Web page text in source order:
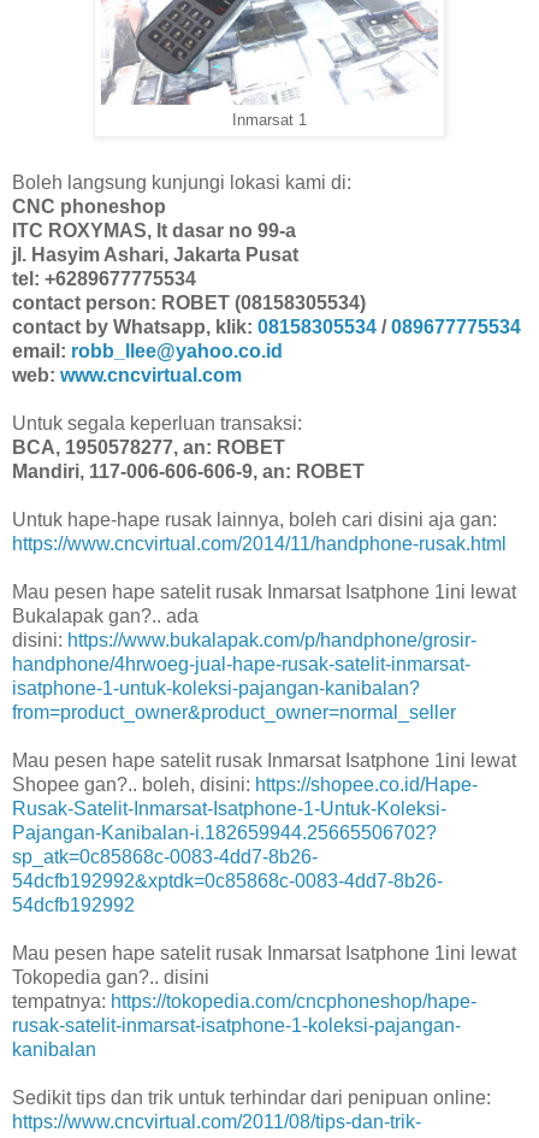
Inmarsat 1
Boleh langsung kunjungi lokasi kami di:
CNC phoneshop
ITC ROXYMAS, lt dasar no 99-a
jl. Hasyim Ashari, Jakarta Pusat
tel: +6289677775534
contact person: ROBET (08158305534)
contact by Whatsapp, klik: 08158305534 /089677775534
email: robb_llee@yahoo.co.id
web: www.cncvirtual.com
Untuk segala keperluan transaksi:
BCA, 1950578277, an: ROBET
Mandiri, 117-006-606-606-9, an: ROBET
Untuk hape-hape rusak lainnya, boleh cari disini aja gan:
https://www.cncvirtual.com/2014/11/handphone-rusak.html
Mau pesen hape satelit rusak Inmarsat Isatphone 1ini lewat
Bukalapak gan?.. ada
disini: https://www.bukalapak.com/p/handphone/grosir-
handphone/4hrwoeg-jual-hape-rusak-satelit-inmarsat-
isatphone-1-untuk-koleksi-pajangan-kanibalan?
from=product_owner&product_owner=normal_seller
Mau pesen hape satelit rusak Inmarsat Isatphone 1ini lewat
Shopee gan?.. boleh, disini: https://shopee.co.id/Hape-
Rusak-Satelit-Inmarsat-Isatphone-1-Untuk-Koleksi-
Pajangan-Kanibalan-i.182659944.25665506702?
sp_atk=0c85868c-0083-4dd7-8b26-
54dcfb192992&xptdk=0c85868c-0083-4dd7-8b26-
54dcfb192992
Mau pesen hape satelit rusak Inmarsat Isatphone 1ini lewat
Tokopedia gan?.. disini
tempatnya: https://tokopedia.com/cncphoneshop/hape-
rusak-satelit-inmarsat-isatphone-1-koleksi-pajangan-
kanibalan
Sedikit tips dan trik untuk terhindar dari penipuan online:
https://www.cncvirtual.com/2011/08/tips-dan-trik-